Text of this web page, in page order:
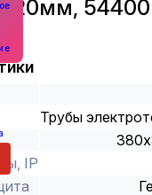
54400
Трубы
IP